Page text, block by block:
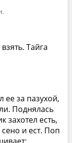
Тайга
ее за пазухой,
Поднялась
захотел есть,
и ест. Поп